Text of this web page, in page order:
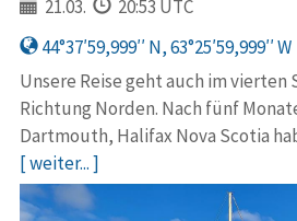
21.03.
20:53 UTC
44°37′59,999′′ N, 63°25′59,999′′ W
Unsere Reise geht auch im vierten
Richtung Norden. Nach fünf
Dartmouth, Halifax Nova Scotia
[ weiter... ]